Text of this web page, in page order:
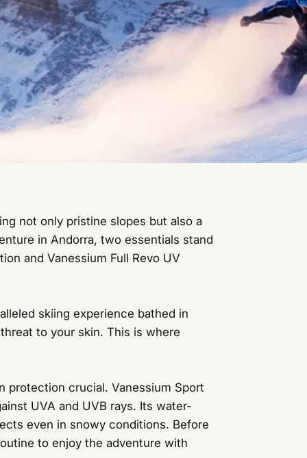
not only pristine slopes but also a
in Andorra, two essentials stand
and Vanessium Full Revo UV
skiing experience bathed in
to your skin. This is where
protection crucial. Vanessium Sport
UVA and UVB rays. Its water-
even in snowy conditions. Before
to enjoy the adventure with